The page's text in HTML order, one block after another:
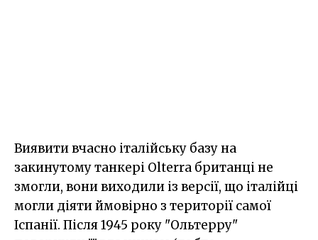
Виявити вчасно італійську базу на
закинутому танкері Olterra британці не
змогли, вони виходили із версії, що італійці
могли діяти ймовірно з території самої
Іспанії. Після 1945 року "Ольтерру"